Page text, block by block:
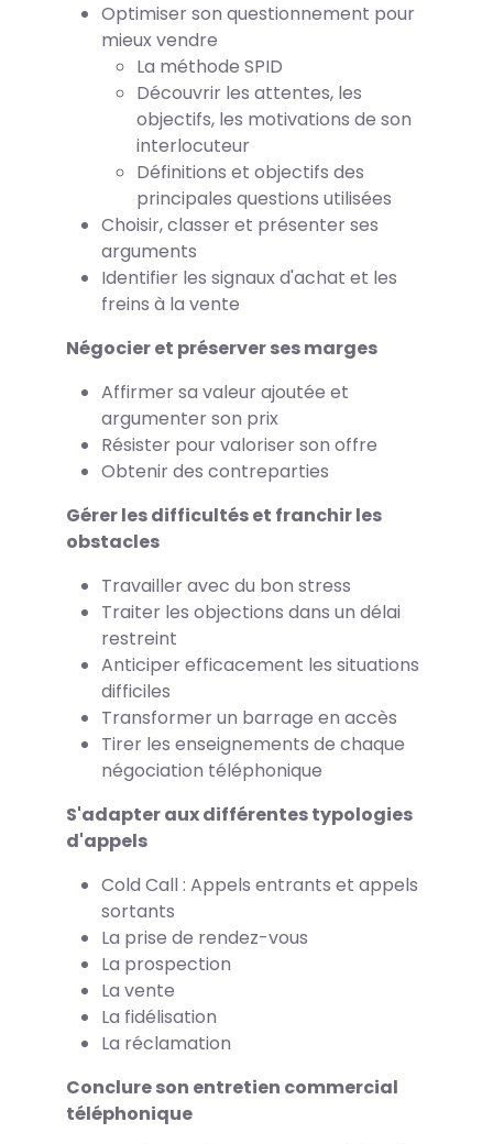
Optimiser son questionnement pour
mieux vendre
La méthode SPID
Découvrir les attentes, les
objectifs, les motivations de son
interlocuteur
Définitions et objectifs des
principales questions utilisées
Choisir, classer et présenter ses
arguments
Identifier les signaux d'achat et les
freins à la vente
Négocier et préserver ses marges
Affirmer sa valeur ajoutée et
argumenter son prix
Résister pour valoriser son offre
Obtenir des contreparties
Gérer les difficultés et franchir les
obstacles
Travailler avec du bon stress
Traiter les objections dans un délai
restreint
Anticiper efficacement les situations
difficiles
Transformer un barrage en accès
Tirer les enseignements de chaque
négociation téléphonique
S'adapter aux différentes typologies
d'appels
Cold Call : Appels entrants et appels
sortants
La prise de rendez-vous
La prospection
La vente
La fidélisation
La réclamation
Conclure son entretien commercial
téléphonique